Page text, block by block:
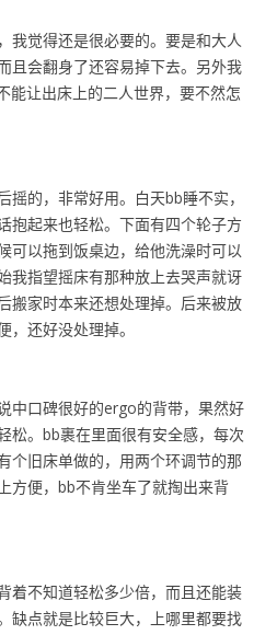
我觉得还是很必要的。要是和大人
且会翻身了还容易掉下去。另外我
能让出床上的二人世界，要不然怎
摇的，非常好用。白天bb睡不实，
抱起来也轻松。下面有四个轮子方
可以拖到饭桌边，给他洗澡时可以
我指望摇床有那种放上去哭声就讶
搬家时本来还想处理掉。后来被放
还好没处理掉。
中口碑很好的ergo的背带，果然好
松。bb裹在里面很有安全感，每次
个旧床单做的，用两个环调节的那
方便，bb不肯坐车了就掏出来背
着不知道轻松多少倍，而且还能装
缺点就是比较巨大，上哪里都要找